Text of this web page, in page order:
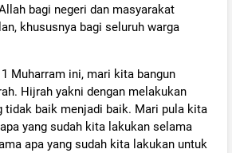
bagi negeri dan masyarakat
khususnya bagi seluruh warga
Muharram ini, mari kita bangun
Hijrah yakni dengan melakukan
tidak baik menjadi baik. Mari pula kita
yang sudah kita lakukan selama
apa yang sudah kita lakukan untuk